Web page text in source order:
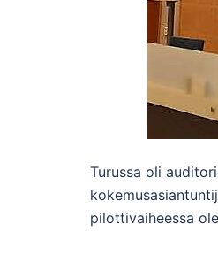
Turussa oli
pilottivaiheessa